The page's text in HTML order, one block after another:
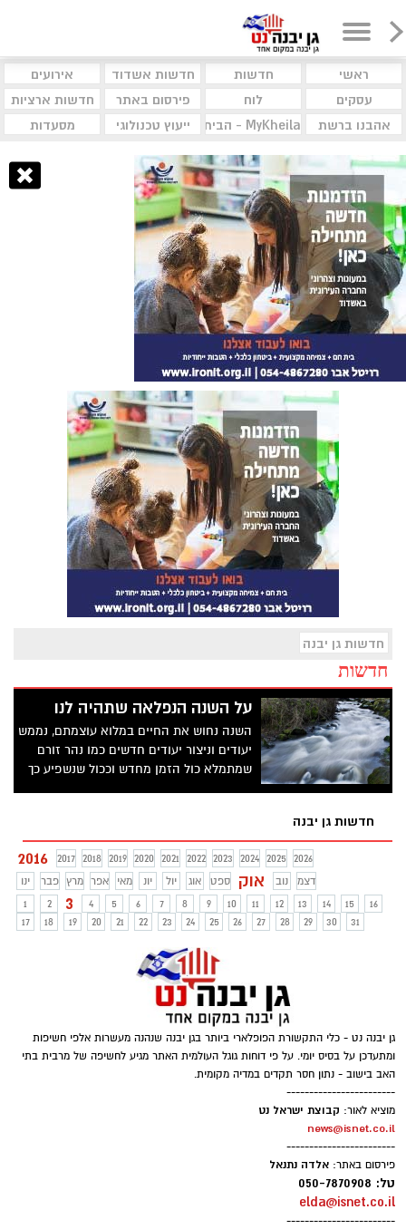
ראשי חדשות חדשות אשדוד
אירועים
עסקים
לוח פירסום באתר
חדשות ארציות
אהבנו ברשת
MyKheila - הבית לעסקים וקהילות ייעוץ טכנולוגי מסעדות
חדשות גן יבנה
חדשות
על השנה הנפלאה שתהיה לנו
השנה נחוש את החיים במלוא עוצמתם, נממש
יעודים וניצור יעודים חדשים כמו נהר זורם
שמתמלא כול הזמן מחדש וככול שנשפיע כך
חדשות גן יבנה
2016 2017 2018 2019 2020 2021 2022 2023 2024 2025
2026
ינו
פבר מרץ אפר מאי יונ יול אוג ספט אוק נוב
דצמ
1
2 3 4 5 6 7 8 9 10 11 12 13 14 15
16
17
18 19 20 21 22 23 24 25 26 27 28 29 30 31
גן יבנה נט - כלי התקשורת הפופלארי ביותר בגן יבנה שנהנה מעשרות אלפי חשיפות
ומתעדכן על בסיס יומי. על פי דוחות גוגל העולמית האתר מגיע לחשיפה של מרבית בתי
האב בישוב - נתון חסר תקדים במדיה מקומית.
------------------------
מוציא לאור: קבוצת ישראל נט
news@isnet.co.il
------------------------
פירסום באתר: אלדה נתנאל
טל: 050-7870908
elda@isnet.co.il
------------------------